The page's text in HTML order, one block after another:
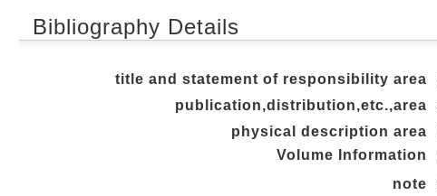
Bibliography Details
title and statement of responsibility area
publication,distribution,etc.,area
physical description area
Volume Information
note